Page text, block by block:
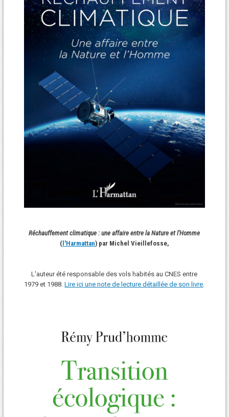
Réchauffement climatique : une affaire entre la Nature et l'Homme
(l'Harmattan) par Michel Vieillefosse,
L'auteur été responsable des vols habités au CNES entre
1979 et 1988.Lire ici une note de lecture détaillée de son livre